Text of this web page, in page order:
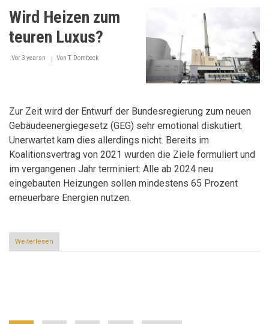
oder
Wird Heizen zum
teuren Luxus?
Vor 3 yearsn Von T. Dombeck
Zur Zeit wird der Entwurf der Bundesregierung zum neuen
Gebäudeenergiegesetz (GEG) sehr emotional diskutiert.
Unerwartet kam dies allerdings nicht. Bereits im
Koalitionsvertrag von 2021 wurden die Ziele formuliert und
im vergangenen Jahr terminiert: Alle ab 2024 neu
eingebauten Heizungen sollen mindestens 65 Prozent
erneuerbare Energien nutzen.
Weiterlesen
Wird